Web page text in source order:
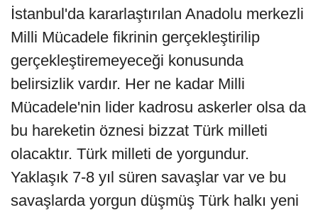
İstanbul'da kararlaştırılan Anadolu merkezli
Milli Mücadele fikrinin gerçekleştirilip
gerçekleştiremeyeceği konusunda
belirsizlik vardır. Her ne kadar Milli
Mücadele'nin lider kadrosu askerler olsa da
bu hareketin öznesi bizzat Türk milleti
olacaktır. Türk milleti de yorgundur.
Yaklaşık 7-8 yıl süren savaşlar var ve bu
savaşlarda yorgun düşmüş Türk halkı yeni